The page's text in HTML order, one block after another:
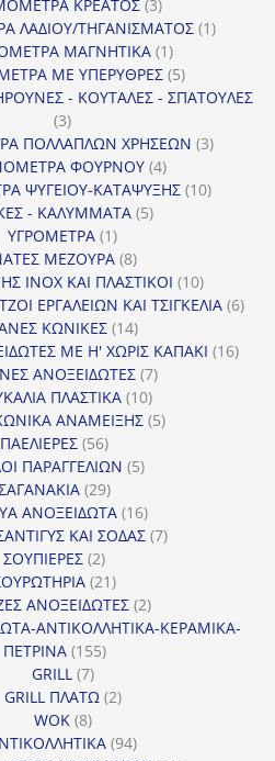
ΚΡΕΑΤΟΣ 3
προϊόντα
ΛΑΔΙΟΥ/ΤΗΓΑΝΙΣΜΑΤΟΣ 11
ΜΑΓΝΗΤΙΚΑ 11
προϊόν
ΜΕ ΥΠΕΡΥΘΡΕΣ 55
προϊόντα
- ΚΟΥΤΑΛΕΣ - ΣΠΑΤΟΥΛΕΣ
33
προϊόντα
ΠΟΛΛΑΠΛΩΝ ΧΡΗΣΕΩΝ 33
ΦΟΥΡΝΟΥ 44
προϊόντα
ΨΥΓΕΙΟΥ-ΚΑΤΑΨΥΞΗΣ 1010
- ΚΑΛΥΜΜΑΤΑ 55
ΥΓΡΟΜΕΤΡΑ 11
προϊόν
ΜΕΖΟΥΡΑ 88
προϊόντα
INOX ΚΑΙ ΠΛΑΣΤΙΚΟΙ 1010
προϊόντα
ΕΡΓΑΛΕΙΩΝ ΚΑΙ ΤΣΙΓΚΕΛΙΑ 66
ΚΩΝΙΚΕΣ 1414
προϊόντα
ΜΕ Η' ΧΩΡΙΣ ΚΑΠΑΚΙ 1616
ΑΝΟΞΕΙΔΩΤΕΣ 77
ΠΛΑΣΤΙΚΑ 1010
προϊόντα
ΑΝΑΜΕΙΞΗΣ 55
ΠΑΕΛΙΕΡΕΣ 5656
προϊόντα
ΠΑΡΑΓΓΕΛΙΩΝ 55
2929
προϊόντα
ΑΝΟΞΕΙΔΩΤΑ 1616
προϊόντα
ΚΑΙ ΣΟΔΑΣ 77
ΣΟΥΠΙΕΡΕΣ 22
προϊόντα
2121
προϊόντα
ΑΝΟΞΕΙΔΩΤΕΣ 22
προϊόντα
ΑΝΤΙΚΟΛΛΗΤΙΚΑ-ΚΕΡΑΜΙΚΑ-
ΠΕΤΡΙΝΑ 155155
GRILL 77
προϊόντα
GRILL ΠΛΑΤΩ 22
WOK 88
προϊόντα
9494